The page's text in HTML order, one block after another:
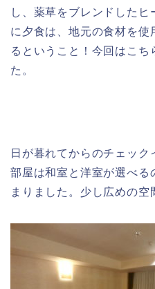
し、薬草をブレンドした
に夕食は、地元の食材を
るということ！今回はこち
た。
日が暮れてからのチェック
部屋は和室と洋室が選べる
まりました。少し広めの空